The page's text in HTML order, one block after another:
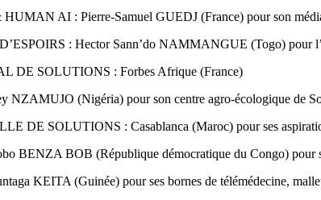
AI : Pierre-Samuel GUEDJ (France) pour son
: Hector Sann’do NAMMANGUE (Togo) pour
DE SOLUTIONS : Forbes Afrique (France)
NZAMUJO (Nigéria) pour son centre agro-écologique de
DE SOLUTIONS : Casablanca (Maroc) pour ses
BENZA BOB (République démocratique du Congo) pour
KEITA (Guinée) pour ses bornes de télémédecine,